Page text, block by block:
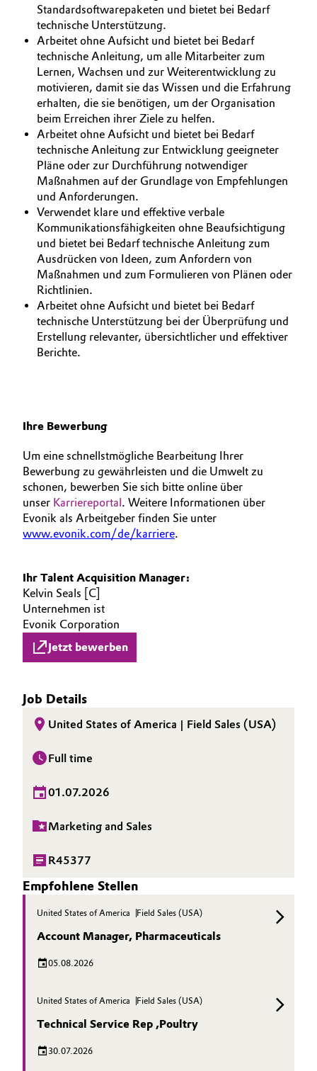
Standardsoftwarepaketen und bietet bei Bedarf
technische Unterstützung.
Arbeitet ohne Aufsicht und bietet bei Bedarf
technische Anleitung, um alle Mitarbeiter zum
Lernen, Wachsen und zur Weiterentwicklung zu
motivieren, damit sie das Wissen und die Erfahrung
erhalten, die sie benötigen, um der Organisation
beim Erreichen ihrer Ziele zu helfen.
Arbeitet ohne Aufsicht und bietet bei Bedarf
technische Anleitung zur Entwicklung geeigneter
Pläne oder zur Durchführung notwendiger
Maßnahmen auf der Grundlage von Empfehlungen
und Anforderungen.
Verwendet klare und effektive verbale
Kommunikationsfähigkeiten ohne Beaufsichtigung
und bietet bei Bedarf technische Anleitung zum
Ausdrücken von Ideen, zum Anfordern von
Maßnahmen und zum Formulieren von Plänen oder
Richtlinien.
Arbeitet ohne Aufsicht und bietet bei Bedarf
technische Unterstützung bei der Überprüfung und
Erstellung relevanter, übersichtlicher und effektiver
Berichte.
Ihre Bewerbung
Um eine schnellstmögliche Bearbeitung Ihrer
Bewerbung zu gewährleisten und die Umwelt zu
schonen, bewerben Sie sich bitte online über
unser Karriereportal. Weitere Informationen über
Evonik als Arbeitgeber finden Sie unter
www.evonik.com/de/karriere.
Ihr Talent Acquisition Manager:
Kelvin Seals [C]
Unternehmen ist
Evonik Corporation
Jetzt bewerben
Job Details
United States of America | Field Sales (USA)
Full time
01.07.2026
Marketing and Sales
R45377
Empfohlene Stellen
United States of America Field Sales (USA)
Account Manager, Pharmaceuticals
05.08.2026
United States of America Field Sales (USA)
Technical Service Rep ,Poultry
30.07.2026